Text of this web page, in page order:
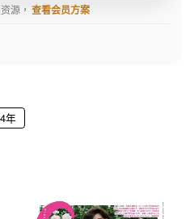
源， 查看会员方案
年